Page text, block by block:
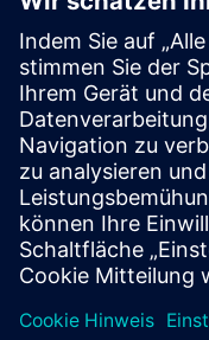
Anfrage
Haben Sie Bedarf an
brauchen ein
virtuell oder in einem
uns Ihre persönlichen
übermittelt haben,
exklusive Schulung.
Exklusives Angebot